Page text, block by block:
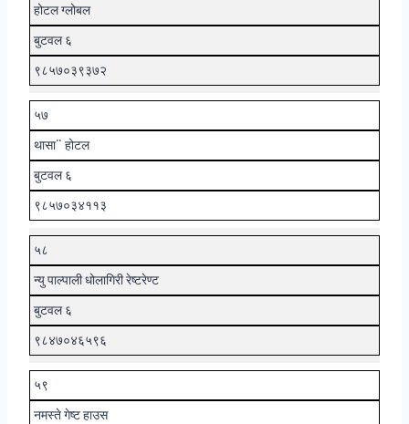
होटल ग्लोबल
बुटवल ६
९८५७०३९३७२
५७
थासा¨ होटल
बुटवल ६
९८५७०३४११३
५८
न्यु पाल्पाली धोलागिरी रेष्टरेण्ट
बुटवल ६
९८४७०४६५९६
५९
नमस्ते गेष्ट हाउस